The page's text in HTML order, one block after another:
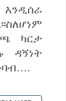
ካርታ
ዳኝነት